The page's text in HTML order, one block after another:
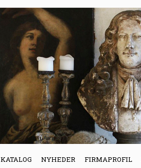
KATALOG NYHEDER FIRMAPROFIL